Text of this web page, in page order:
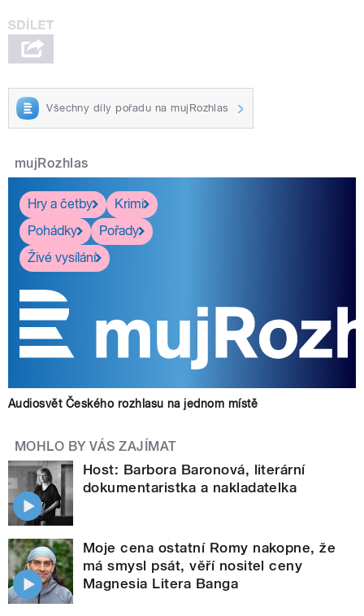
Všechny díly pořadu na mujRozhlas
mujRozhlas
Hry a četby
Krimi
Pohádky
Pořady
Živé vysílání
Audiosvět Českého rozhlasu na jednom místě
MOHLO BY VÁS ZAJÍMAT
Host: Barbora Baronová, literární
dokumentaristka a nakladatelka
Moje cena ostatní Romy nakopne, že
má smysl psát, věří nositel ceny
Magnesia Litera Banga